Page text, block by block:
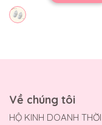
Về chúng tôi
HỘ KINH DOANH